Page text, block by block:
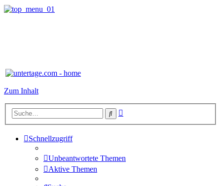
Zum Inhalt
Suche
Schnellzugriff
Unbeantwortete Themen
Aktive Themen